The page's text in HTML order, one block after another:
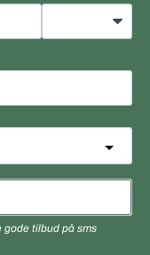
gode tilbud på sms